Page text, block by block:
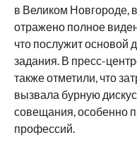
в Великом Новгороде,
отражено полное
что послужит основой
задания. В пресс-
также отметили, что
вызвала бурную
совещания, особенно
профессий.